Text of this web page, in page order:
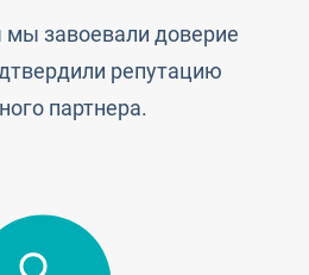
завоевали доверие
репутацию
партнера.